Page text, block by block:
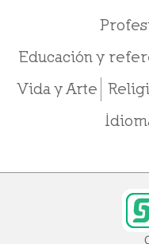
Educación y
Vida y Arte